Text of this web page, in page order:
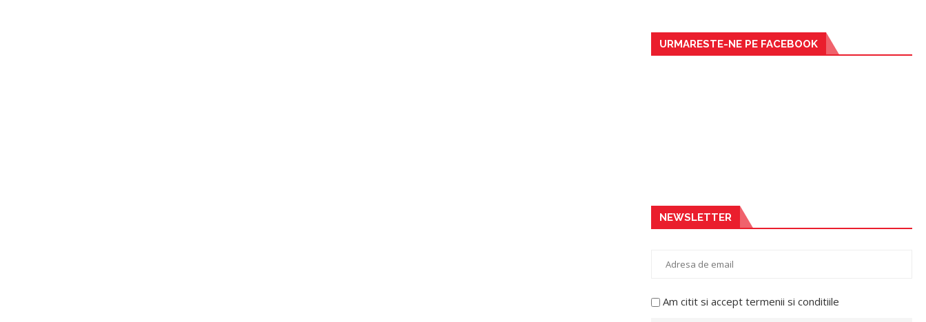
URMARESTE-NE PE FACEBOOK
NEWSLETTER
Am citit si accept termenii si conditiile